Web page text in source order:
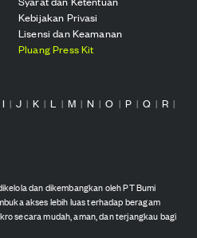
Kebijakan Privasi
Lisensi dan Keamanan
Pluang Press Kit
I | J | K | L | M | N | O | P | Q | R |
dan dikembangkan oleh PT Bumi
akses lebih luas terhadap beragam
secara mudah, aman, dan terjangkau bagi